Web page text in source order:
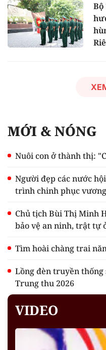
MỚI & NÓNG
Nuôi con ở thành thị:
Người đẹp các nước
trình chinh phục
Chủ tịch Bùi Thị Minh
bảo vệ an ninh, trật tự
Tìm hoài chàng trai
Lồng đèn truyền
Trung thu 2026
VIDEO